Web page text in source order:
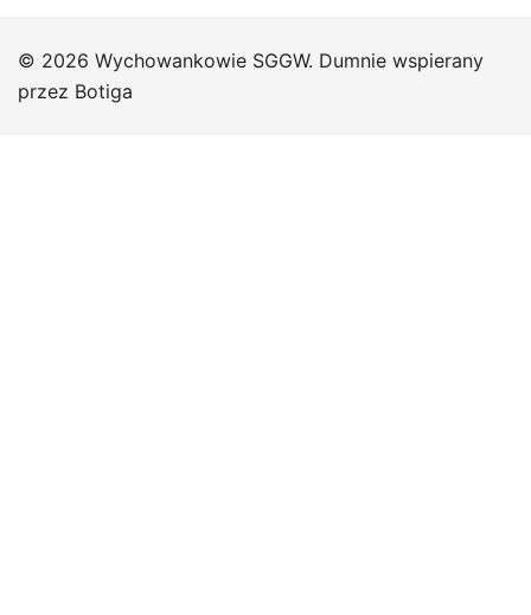
© 2026 Wychowankowie SGGW. Dumnie wspierany
przez Botiga